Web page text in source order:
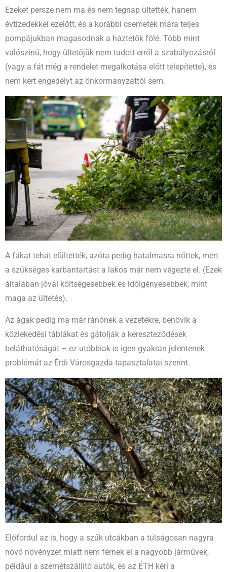
Ezeket persze nem ma és nem tegnap ültették, hanem
évtizedekkel ezelőtt, és a korábbi csemeték mára teljes
pompájukban magasodnak a háztetők fölé. Több mint
valószínű, hogy ültetőjük nem tudott erről a szabályozásról
(vagy a fát még a rendelet megalkotása előtt telepítette), és
nem kért engedélyt az önkormányzattól sem.
A fákat tehát elültették, azóta pedig hatalmasra nőttek, mert
a szükséges karbantartást a lakos már nem végezte el. (Ezek
általában jóval költségesebbek és időigényesebbek, mint
maga az ültetés).
Az ágak pedig ma már ránőnek a vezetékre, benövik a
közlekedési táblákat és gátolják a kereszteződések
beláthatóságát – ez utóbbiak is igen gyakran jelentenek
problémát az Érdi Városgazda tapasztalatai szerint.
Előfordul az is, hogy a szűk utcákban a túlságosan nagyra
növő növényzet miatt nem férnek el a nagyobb járművek,
például a szemétszállító autók, és az ÉTH kéri a